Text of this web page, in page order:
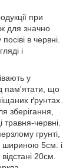
при
для значно
в червні.
і
у
пам'ятати, що
ґрунтах.
зберігання,
травня-червні.
грунті,
шириною 5см. і
20см.